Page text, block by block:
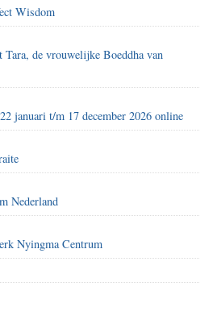
Wisdom
Tara, de vrouwelijke Boeddha van
januari t/m 17 december 2026 online
Nederland
Nyingma Centrum